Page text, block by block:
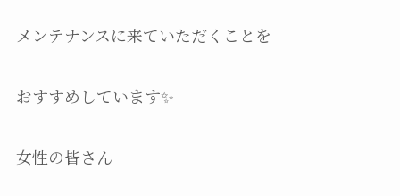
メンテナンスに来ていただくことを
おすすめしています✨
女性の皆さん